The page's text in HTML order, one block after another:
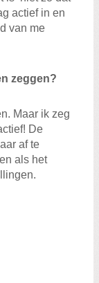
actief in en
van me
zeggen?
Maar ik zeg
De
af te
als het